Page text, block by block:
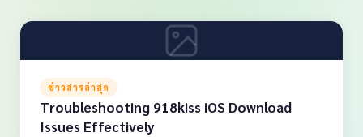
ข่าวสารล่าสุด
Troubleshooting 918kiss iOS Download
Issues Effectively